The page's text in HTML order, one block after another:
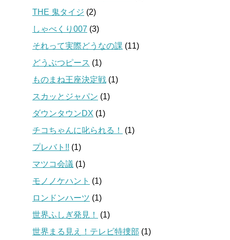
THE 鬼タイジ (2)
しゃべくり007 (3)
それって実際どうなの課 (11)
どうぶつピース (1)
ものまね王座決定戦 (1)
スカッとジャパン (1)
ダウンタウンDX (1)
チコちゃんに叱られる！
(1)
プレバト!! (1)
マツコ会議 (1)
モノノケハント (1)
ロンドンハーツ (1)
世界ふしぎ発見！
(1)
世界まる見え！テレビ特捜部 (1)